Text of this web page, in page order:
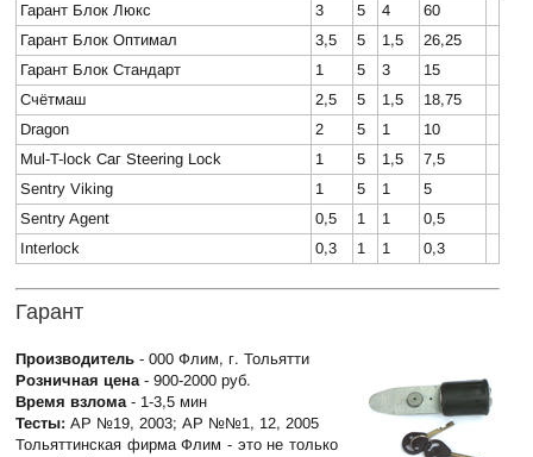
Гарант Блок Люкс
3 5 4
60
Гарант Блок Оптимал
3,5 5 1,5
26,25
Гарант Блок Стандарт
1 5 3
15
Счётмаш
2,5 5 1,5
18,75
Dragon
2 5 1
10
Mul-T-lock Саг Steering Lock
1 5 1,5
7,5
Sentry Viking
1 5 1
5
Sentry Agent
0,5 1 1
0,5
Interlock
0,3 1 1 0,3
Гарант
Производитель - 000 Флим, г. Тольятти
Розничная цена - 900-2000 руб.
Время взлома - 1-3,5 мин
Тесты: АР №19, 2003; АР №№1, 12, 2005
Тольяттинская фирма Флим - это не только